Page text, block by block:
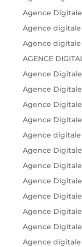
Agence Digitale
Agence digitale
Agence
AGENCE
Agence
Agence
Agence
Agence
Agence
Agence
Agence
Agence
Agence
Agence
Agence
Agence digitale